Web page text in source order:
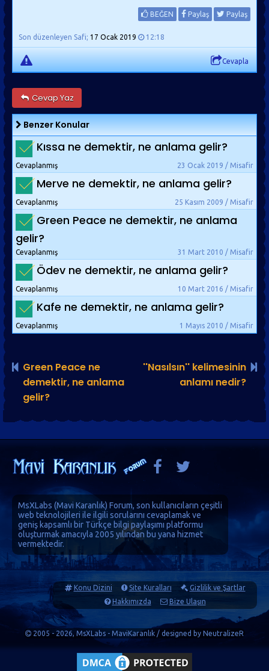
BEĞEN Paylaş Paylaş
Son düzenleyen Safi; 17 Ocak 2019 12:18
Cevapla
Cevap Yaz
Benzer Konular
Kıssa ne demektir, ne anlama gelir?
23 Ocak 2019 / Misafir
Cevaplanmış
Merve ne demektir, ne anlama gelir?
25 Kasım 2009 / Misafir
Cevaplanmış
Green Peace ne demektir, ne anlama
gelir?
31 Mart 2010 / Misafir
Cevaplanmış
Ödev ne demektir, ne anlama gelir?
10 Mart 2016 / Misafir
Cevaplanmış
Kafe ne demektir, ne anlama gelir?
1 Mayıs 2010 / Misafir
Cevaplanmış
Green Peace ne
demektir, ne anlama
gelir?
''Nasılsın'' kelimesinin
anlamı nedir?
MsXLabs (Mavi Karanlık) Forum, son kullanıcıların çeşitli
web teknolojileri ile ilgili sorularını cevaplamak ve
geniş kapsamlı bir Türkçe bilgi paylaşımı platformu
oluşturmak amacıyla 2005 yılından bu yana hizmet
vermektedir.
Konu Dizini Site Kuralları
Gizlilik ve Şartlar
Hakkımızda
Bize Ulaşın
2005 - 2026, MsXLabs - MaviKaranlık / designed by NeutralizeR